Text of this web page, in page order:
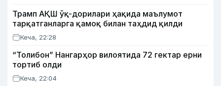
Трамп АҚШ ўқ-дорилари ҳақида маълумот
тарқатганларга қамоқ билан таҳдид қилди
Кеча, 22:28
“Толибон” Нангарҳор вилоятида 72 гектар ерни
тортиб олди
Кеча, 22:04